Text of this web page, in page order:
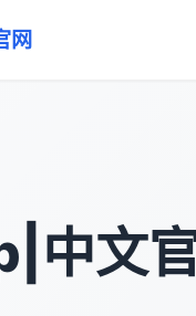
网
中文